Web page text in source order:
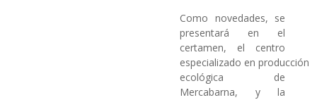
Como novedades, se
presentará en el
certamen, el centro
especializado en producción
ecológica de
Mercabarna, y la